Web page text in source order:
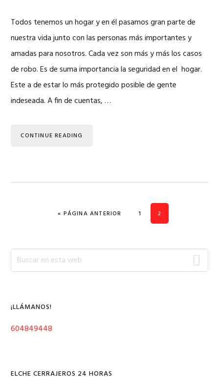
Todos tenemos un hogar y en él pasamos gran parte de
nuestra vida junto con las personas más importantes y
amadas para nosotros. Cada vez son más y más los casos
de robo. Es de suma importancia la seguridad en el hogar.
Este a de estar lo más protegido posible de gente
indeseada. A fin de cuentas, …
CONTINUE READING
« IR A LA
PÁGINA ANTERIOR PÁGINA
1 PÁGINA
2
Barra
lateral
principal
Buscar
en
¡LLÁMANOS!
604849448
ELCHE CERRAJEROS 24 HORAS